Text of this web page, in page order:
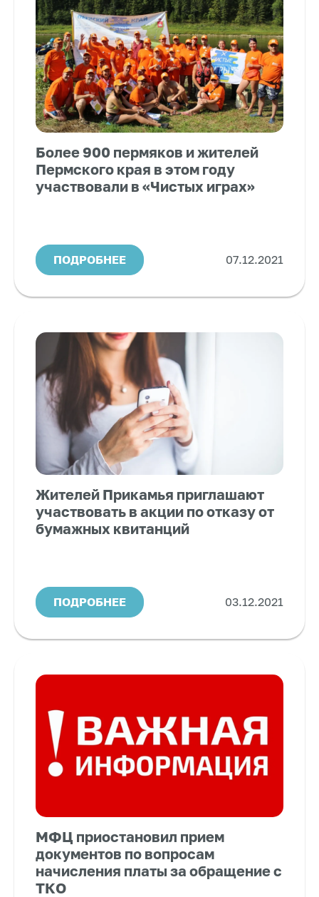
Более 900 пермяков и жителей
Пермского края в этом году
участвовали в «Чистых играх»
ПОДРОБНЕЕ 07.12.2021
Жителей Прикамья приглашают
участвовать в акции по отказу от
бумажных квитанций
ПОДРОБНЕЕ 03.12.2021
МФЦ приостановил прием
документов по вопросам
начисления платы за обращение с
ТКО